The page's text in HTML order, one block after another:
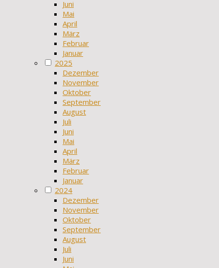
Juni
Mai
April
März
Februar
Januar
2025
Dezember
November
Oktober
September
August
Juli
Juni
Mai
April
März
Februar
Januar
2024
Dezember
November
Oktober
September
August
Juli
Juni